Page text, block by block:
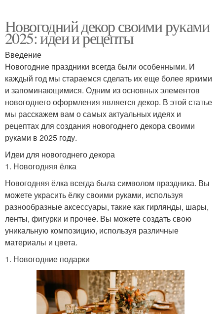
Новогодний декор своими руками
2025: идеи и рецепты
Введение
Новогодние праздники всегда были особенными. И
каждый год мы стараемся сделать их еще более яркими
и запоминающимися. Одним из основных элементов
новогоднего оформления является декор. В этой статье
мы расскажем вам о самых актуальных идеях и
рецептах для создания новогоднего декора своими
руками в 2025 году.
Идеи для новогоднего декора
1. Новогодняя ёлка
Новогодняя ёлка всегда была символом праздника. Вы
можете украсить ёлку своими руками, используя
разнообразные аксессуары, такие как гирлянды, шары,
ленты, фигурки и прочее. Вы можете создать свою
уникальную композицию, используя различные
материалы и цвета.
1. Новогодние подарки